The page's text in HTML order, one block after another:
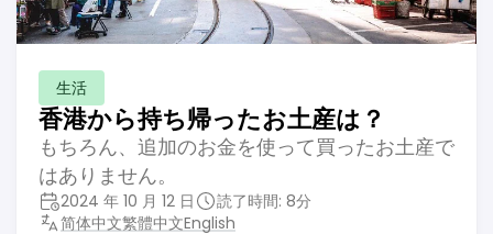
生活
香港から持ち帰ったお土産は？
もちろん、追加のお金を使って買ったお土産で
はありません。
2024 年 10 月 12 日
読了時間: 8分
简体中文繁體中文English